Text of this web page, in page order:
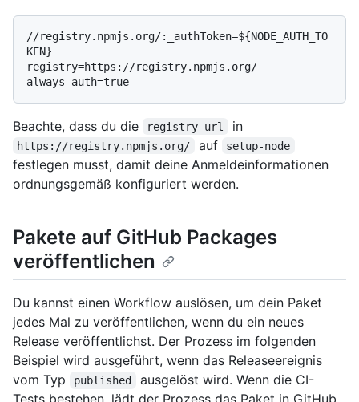
//registry.npmjs.org/:_authToken=${NODE_AUTH_TO
KEN}
registry=https://registry.npmjs.org/
Beachte, dass du die registry-url in
https://registry.npmjs.org/ auf setup-node
festlegen musst, damit deine Anmeldeinformationen
ordnungsgemäß konfiguriert werden.
Pakete auf GitHub Packages
veröffentlichen
Du kannst einen Workflow auslösen, um dein Paket
jedes Mal zu veröffentlichen, wenn du ein neues
Release veröffentlichst. Der Prozess im folgenden
Beispiel wird ausgeführt, wenn das Releaseereignis
vom Typ
published
ausgelöst wird. Wenn die CI-
Tests bestehen, lädt der Prozess das Paket in GitHub